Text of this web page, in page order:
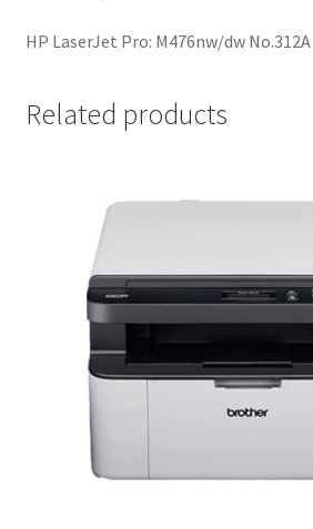
HP LaserJet Pro: M476nw/dw No.312A
Related products